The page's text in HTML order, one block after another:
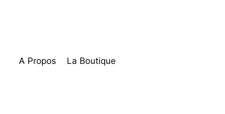
A Propos La Boutique